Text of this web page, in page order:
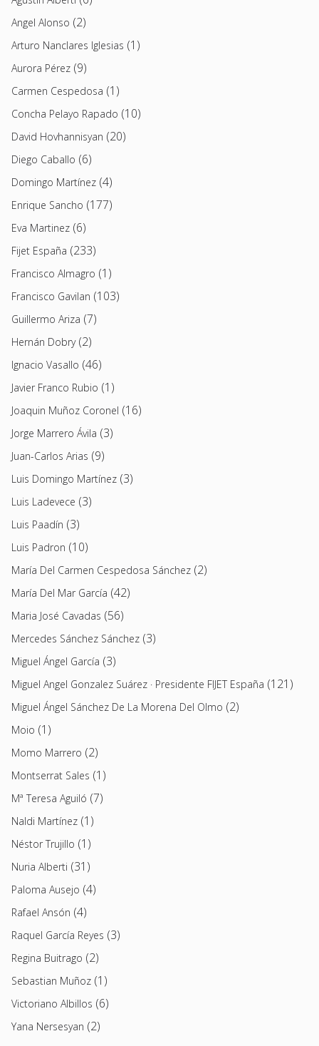
Angel Alonso (2)
Arturo Nanclares Iglesias (1)
Aurora Pérez (9)
Carmen Cespedosa (1)
Concha Pelayo Rapado (10)
David Hovhannisyan (20)
Diego Caballo (6)
Domingo Martínez (4)
Enrique Sancho (177)
Eva Martinez (6)
Fijet España (233)
Francisco Almagro (1)
Francisco Gavilan (103)
Guillermo Ariza (7)
Hernán Dobry(2)
Ignacio Vasallo (46)
Javier Franco Rubio (1)
Joaquin Muñoz Coronel (16)
Jorge Marrero Ávila (3)
Juan-Carlos Arias (9)
Luis Domingo Martínez (3)
Luis Ladevece (3)
Luis Paadín (3)
Luis Padron (10)
María Del Carmen Cespedosa Sánchez (2)
María Del Mar García (42)
Maria José Cavadas (56)
Mercedes Sánchez Sánchez (3)
Miguel Ángel García (3)
Miguel Angel Gonzalez Suárez · Presidente FIJET España (121)
Miguel Ángel Sánchez De La Morena Del Olmo (2)
Moio (1)
Momo Marrero (2)
Montserrat Sales (1)
Mª Teresa Aguiló (7)
Naldi Martínez (1)
Néstor Trujillo (1)
Nuria Alberti (31)
Paloma Ausejo (4)
Rafael Ansón (4)
Raquel García Reyes (3)
Regina Buitrago (2)
Sebastian Muñoz (1)
Victoriano Albillos (6)
Yana Nersesyan (2)